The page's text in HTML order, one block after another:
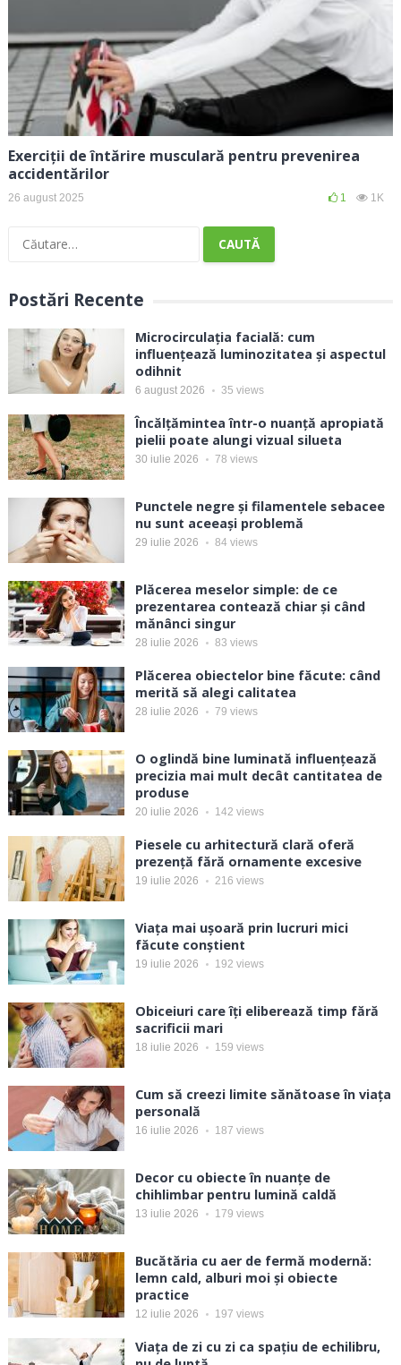
Exerciții de întărire musculară pentru prevenirea
accidentărilor
26 august 2025 1 1K
Caută
Postări Recente
Microcirculația facială: cum
influențează luminozitatea și aspectul
odihnit
6 august 2026 35 views
Încălțămintea într-o nuanță apropiată
pielii poate alungi vizual silueta
30 iulie 2026 78 views
Punctele negre și filamentele sebacee
nu sunt aceeași problemă
29 iulie 2026 84 views
Plăcerea meselor simple: de ce
prezentarea contează chiar și când
mănânci singur
28 iulie 2026 83 views
Plăcerea obiectelor bine făcute: când
merită să alegi calitatea
28 iulie 2026 79 views
O oglindă bine luminată influențează
precizia mai mult decât cantitatea de
produse
20 iulie 2026 142 views
Piesele cu arhitectură clară oferă
prezență fără ornamente excesive
19 iulie 2026 216 views
Viața mai ușoară prin lucruri mici
făcute conștient
19 iulie 2026 192 views
Obiceiuri care îți eliberează timp fără
sacrificii mari
18 iulie 2026 159 views
Cum să creezi limite sănătoase în viața
personală
16 iulie 2026 187 views
Decor cu obiecte în nuanțe de
chihlimbar pentru lumină caldă
13 iulie 2026 179 views
Bucătăria cu aer de fermă modernă:
lemn cald, alburi moi și obiecte
practice
12 iulie 2026 197 views
Viața de zi cu zi ca spațiu de echilibru,